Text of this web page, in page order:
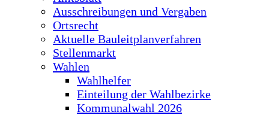
Ausschreibungen und Vergaben
Ortsrecht
Aktuelle Bauleitplanverfahren
Stellenmarkt
Wahlen
Wahlhelfer
Einteilung der Wahlbezirke
Kommunalwahl 2026